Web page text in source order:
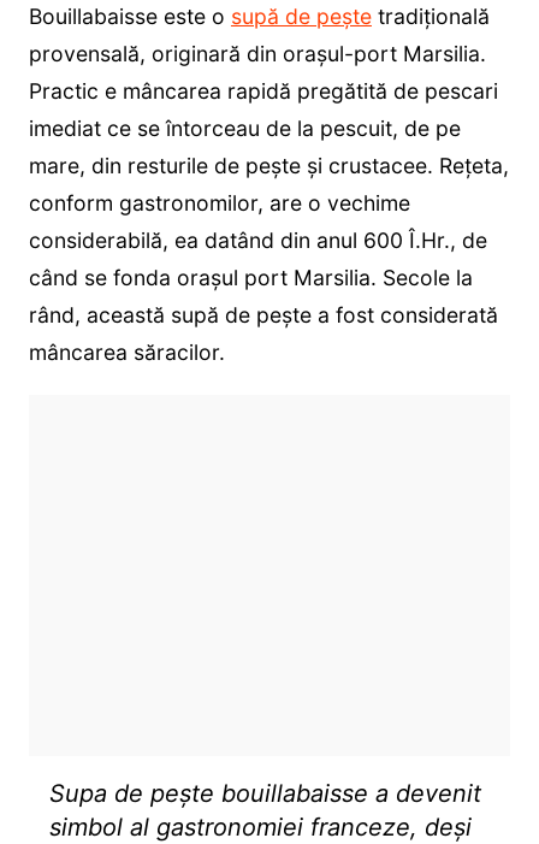
Bouillabaisse este o supă de peștetradițională
provensală, originară din orașul-port Marsilia.
Practic e mâncarea rapidă pregătită de pescari
imediat ce se întorceau de la pescuit, de pe
mare, din resturile de pește şi crustacee. Rețeta,
conform gastronomilor, are o vechime
considerabilă, ea datând din anul 600 Î.Hr., de
când se fonda orașul port Marsilia. Secole la
rând, această supă de pește a fost considerată
mâncarea săracilor.
Supa de pește bouillabaisse a devenit
simbol al gastronomiei franceze, deși